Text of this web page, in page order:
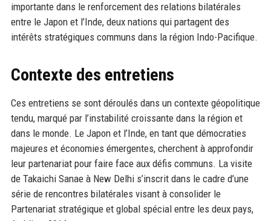
importante dans le renforcement des relations bilatérales
entre le Japon et l’Inde, deux nations qui partagent des
intérêts stratégiques communs dans la région Indo-Pacifique.
Contexte des entretiens
Ces entretiens se sont déroulés dans un contexte géopolitique
tendu, marqué par l’instabilité croissante dans la région et
dans le monde. Le Japon et l’Inde, en tant que démocraties
majeures et économies émergentes, cherchent à approfondir
leur partenariat pour faire face aux défis communs. La visite
de Takaichi Sanae à New Delhi s’inscrit dans le cadre d’une
série de rencontres bilatérales visant à consolider le
Partenariat stratégique et global spécial entre les deux pays,